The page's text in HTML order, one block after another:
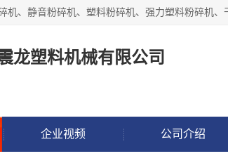
龙塑料机械有限公司
企业视频 公司介绍